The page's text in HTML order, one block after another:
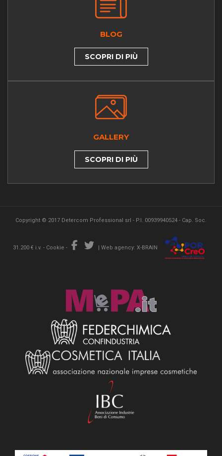
BLOG
SCOPRI DI PIÙ
GALLERY
SCOPRI DI PIÙ
Copyright © 2017 Detercom Professional srl - P.I. 00939940524 - Cap. Soc.
31.200 € i.v. - Cookie - | Web agency: X-BRAIN